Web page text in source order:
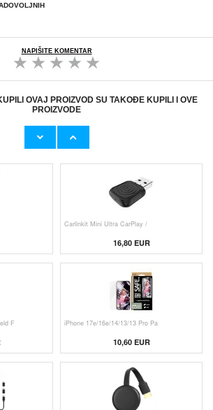
NAPIŠITE KOMENTAR
OVAJ PROIZVOD SU TAKOĐE KUPILI I OVE
PROIZVODE
Originalni Apple Lightning Kab
Carlinkit Mini Ultra CarPlay /
16,80 EUR
F iPhone 17e/16e/14/13/13 Pro Pa
10,60 EUR